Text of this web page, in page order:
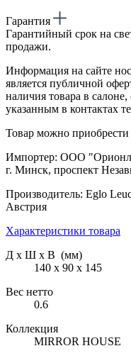
Гарантия
Гарантийный срок на
продажи.
Информация на сайте
является публичной
наличия товара в
указанным в контактах
Товар можно
Импортер: ООО
г. Минск, проспект
Производитель: Eglo
Австрия
Характеристики товара
Д х Ш х В (мм)
140 х 90 х 145
Вес нетто
0.6
Коллекция
MIRROR HOUSE